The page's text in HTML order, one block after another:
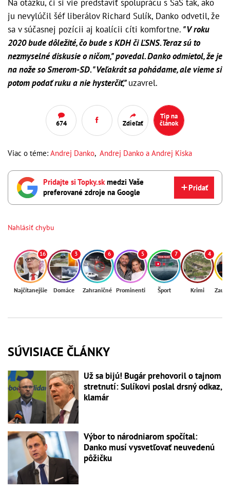
Na otázku, či si vie predstaviť spoluprácu s SaS tak, ako
ju nevylúčil šéf liberálov Richard Sulík, Danko odvetil, že
sa v súčasnej pozícii aj koalícii cíti komfortne. "V roku
2020 bude dôležité, čo bude s KDH či ĽSNS. Teraz sú to
nezmyselné diskusie o ničom," povedal. Danko odmietol, že je
na nože so Smerom-SD. "Veľakrát sa pohádame, ale vieme si
potom podať ruku a nie hysterčiť,"uzavrel.
674 Zdieľať
Tip na
článok
Viac o téme: Andrej Danko, Andrej Danko a Andrej Kiska
Pridajte si Topky.skmedzi Vaše
preferované zdroje na Google
Pridať
Nahlásiť chybu
16
Najčítanejšie
3
Domáce
6
Zahraničné
5
Prominenti
7
Šport
4
Krimi
SÚVISIACE ČLÁNKY
Už sa bijú! Bugár prehovoril o tajnom
stretnutí: Sulíkovi poslal drsný odkaz,
klamár
Výbor to národniarom spočítal:
Danko musí vysvetľovať neuvedenú
pôžičku